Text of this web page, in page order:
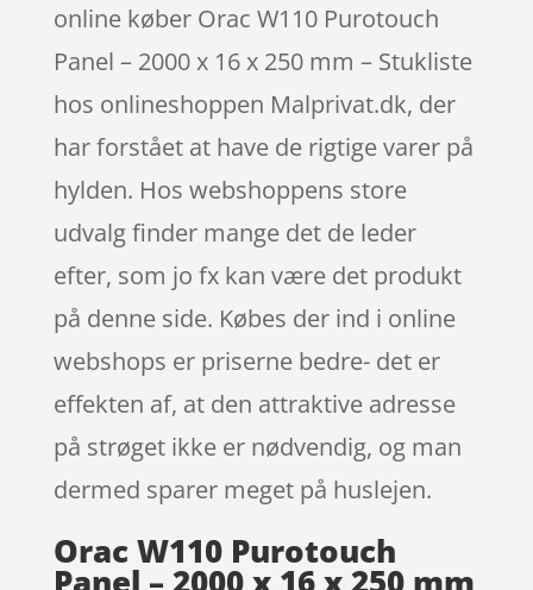
online køber Orac W110 Purotouch
Panel – 2000 x 16 x 250 mm – Stukliste
hos onlineshoppen Malprivat.dk, der
har forstået at have de rigtige varer på
hylden. Hos webshoppens store
udvalg finder mange det de leder
efter, som jo fx kan være det produkt
på denne side. Købes der ind i online
webshops er priserne bedre- det er
effekten af, at den attraktive adresse
på strøget ikke er nødvendig, og man
dermed sparer meget på huslejen.
Orac W110 Purotouch
Panel – 2000 x 16 x 250 mm